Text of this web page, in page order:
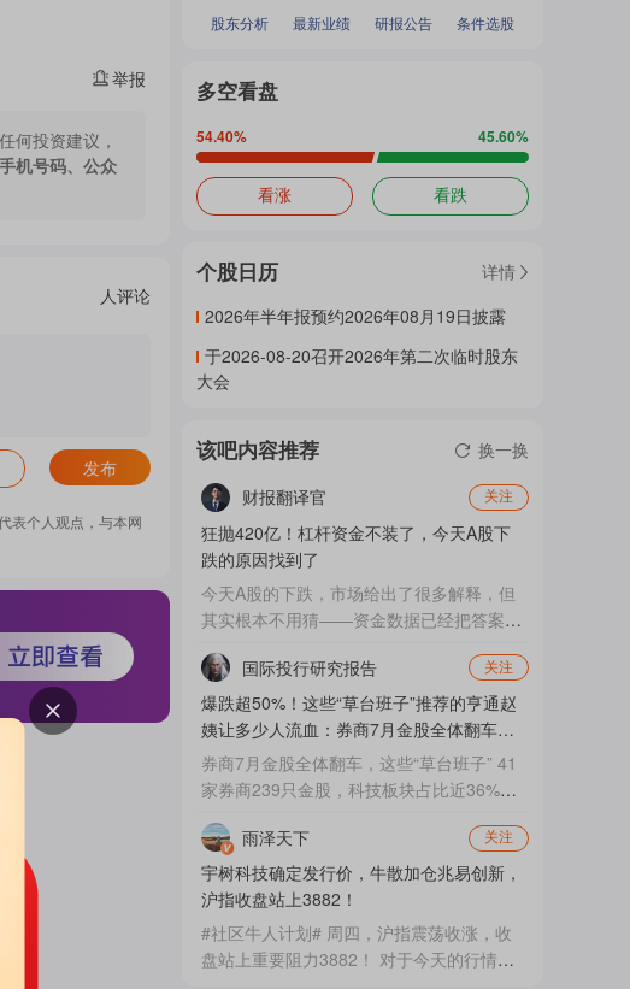
题
热
概
举报
何投资建议，
机号码、公众
人评论
发布
表个人观点，与本网
股东分析
最新业绩 研报公告 条件选股
多空看盘
54.40% 45.60%
看涨 看跌
个股日历
详情
2026年半年报预约2026年08月19日披露
于2026-08-20召开2026年第二次临时股东
大会
该吧内容推荐 换一换
财报翻译官 关注
狂抛420亿！杠杆资金不装了，今天A股下
跌的原因找到了
今天A股的下跌，市场给出了很多解释，但
其实根本不用猜——资金数据已经把答案写
资金动作堪称“大撤退”。融资融券全天净流
出高达-420.28亿，杠杆资金集体卸杠杆的
架势，比昨天半日的271亿还要凶。 这不是
技术面，不是消息面，而是最直接的钱的行
为。 看今天全天主力净流出排行，阵容惊
人： 读懂这组数据，A股今天为什么跌就一
目了然了。 第一，杠杆资金集中撤退。融
资融券...
国际投行研究报告 关注
爆跌超50%！这些“草台班子”推荐的亨通赵
姨让多少人流血：券商7月金股全体翻车！8
月金股！
券商7月金股全体翻车，这些“草台班子” 41
家券商239只金股，科技板块占比近36%，
月底那几天，各大券商的分析师们都挺忙
的。研报一份接一份地出，7月金股名单陆
续出炉，字里行间透着一股“AI长期逻辑没
变、短期回调是上车机会”的自信。兆易创
新拿到4家券商联合力荐，亨通光电、中微
公司各揽3家背书，寒武纪、拓荆科技也是
雨泽天下 关注
宇树科技确定发行价，牛散加仓兆易创新，
沪指收盘站上3882！
#社区牛人计划# 周四，沪指震荡收涨，收
盘站上重要阻力3882！ 对于今天的行情，